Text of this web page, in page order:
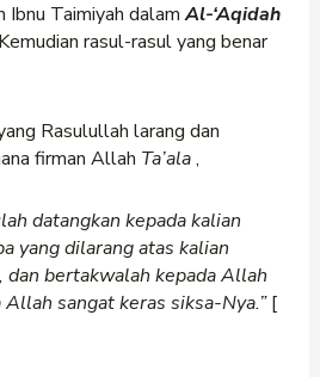
Ibnu Taimiyah dalamAl-‘Aqidah
rasul-rasul yang benar
Rasulullah larang dan
firman Allah Ta’ala,
datangkan kepada kalian
yang dilarang atas kalian
dan bertakwalah kepada Allah
sangat keras siksa-Nya.”[